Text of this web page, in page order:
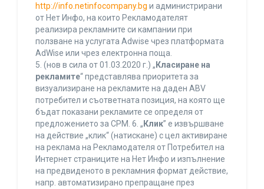
http://info.netinfocompany.bg и администрирани
от Нет Инфо, на които Рекламодателят
реализира рекламните си кампании при
ползване на услугата Adwise чрез платформата
AdWise или чрез електронна поща.
5. (нов в сила от 01.03.2020 г.) „ Класиране на
рекламите“ представлява приоритета за
визуализиране на рекламите на даден ABV
потребител и съответната позиция, на която ще
бъдат показани рекламите се определя от
предложението за CPM. 6. „ Клик” е извършване
на действие „клик“ (натискане) с цел активиране
на реклама на Рекламодателя от Потребител на
Интернет страниците на Нет Инфо и изпълнение
на предвиденото в рекламния формат действие,
напр. автоматизирано препращане през